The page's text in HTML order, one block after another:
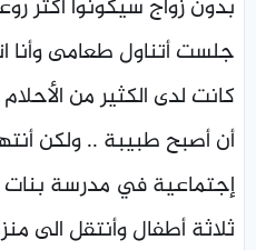
بدون زواج سيكونوا أكثر
جلست أتناول طعامى وأنا
كانت لدى الكثير من
أن أصبح طبيبة .. ولكن
إجتماعية في مدرسة
ثلاثة أطفال وأنتقل الى